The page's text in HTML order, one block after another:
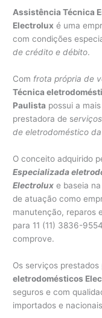
Assistência Técnica
Electrolux é uma
com condições
de crédito e débito.
Com frota própria de
Técnica
Paulista possui a
prestadora de s
de eletrodoméstico
O conceito adquirido
Especializada
Electrolux e baseia
de atuação como
manutenção, reparos
para 11 (11) 3836-
comprove.
Os serviços
eletrodomésticos
seguros e com
importados e